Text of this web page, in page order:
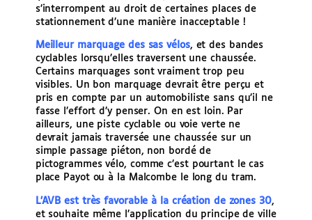
s’interrompent au droit de certaines places de
stationnement d’une manière inacceptable !
Meilleur marquage des sas vélos, et des bandes
cyclables lorsqu’elles traversent une chaussée.
Certains marquages sont vraiment trop peu
visibles. Un bon marquage devrait être perçu et
pris en compte par un automobiliste sans qu’il ne
fasse l’effort d’y penser. On en est loin. Par
ailleurs, une piste cyclable ou voie verte ne
devrait jamais traversée une chaussée sur un
simple passage piéton, non bordé de
pictogrammes vélo, comme c’est pourtant le cas
place Payot ou à la Malcombe le long du tram.
L’AVB est très favorable à la création de zones 30,
et souhaite même l’application du principe de ville